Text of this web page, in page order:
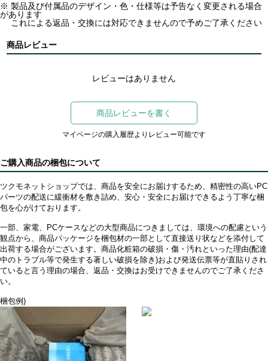
※ 製品及び付属品のデザイン・色・仕様等は予告なく変更される場合
があります
これによる返品・交換には対応できませんので予めご了承ください
商品レビュー
レビューはありません
商品レビューを書く
マイページの購入履歴よりレビュー可能です
ご購入商品の梱包について
ツクモネットショップでは、商品を安全にお届けするため、精密性の高いPC
パーツの配送に緩衝材を敷き詰め、安心・安全にお届けできるよう丁寧な梱
包を心がけております。
一部、家電、PCケースなどの大型商品につきましては、環境への配慮という
観点から、商品パッケージを梱包材の一部として直接送り状などを添付して
出荷する場合がございます。商品化粧箱の破損・傷・汚れといった理由(配達
中のトラブル等で発生する著しい破損を除き)および発送伝票等が直貼りされ
ていると言う理由の場合、返品・交換はお受けできませんのでご了承くださ
い。
梱包例)